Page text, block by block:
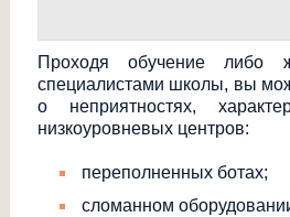
Проходя обучение либо
специалистами школы, вы
о неприятностях,
низкоуровневых центров:
переполненных ботах;
сломанном